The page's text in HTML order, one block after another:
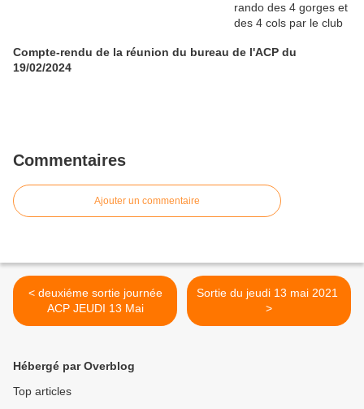
Compte-rendu de la réunion du bureau de l'ACP du
19/02/2024
Commentaires
Ajouter un commentaire
< deuxiéme sortie journée
ACP JEUDI 13 Mai
Sortie du jeudi 13 mai 2021
>
Hébergé par Overblog
Top articles